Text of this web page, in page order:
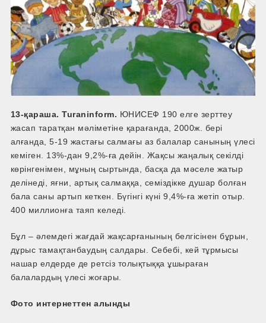
13-қараша. Turaninform. ЮНИСЕФ 190 елге зерттеу
жасап таратқан мәліметіне қарағанда, 2000ж. бері
алғанда, 5-19 жастағы салмағы аз балалар санының үлесі
кеміген. 13%-дан 9,2%-ға дейін. Жақсы жаңалық секілді
көрінгенімен, мұның сыртында, басқа да мәселе жатыр
делінеді, яғни, артық салмаққа, семіздікке душар болған
бала саны артып кеткен. Бүгінгі күні 9,4%-ға жетіп отыр.
400 миллионға таяп келеді.
Бұл – әлемдегі жағдай жақсарғанының белгісінен бұрын,
дұрыс тамақтанбаудың салдары. Себебі, кей тұрмысы
нашар елдерде де ретсіз толықтыққа ұшыраған
балалардың үлесі жоғары.
Фото интернеттен алынды